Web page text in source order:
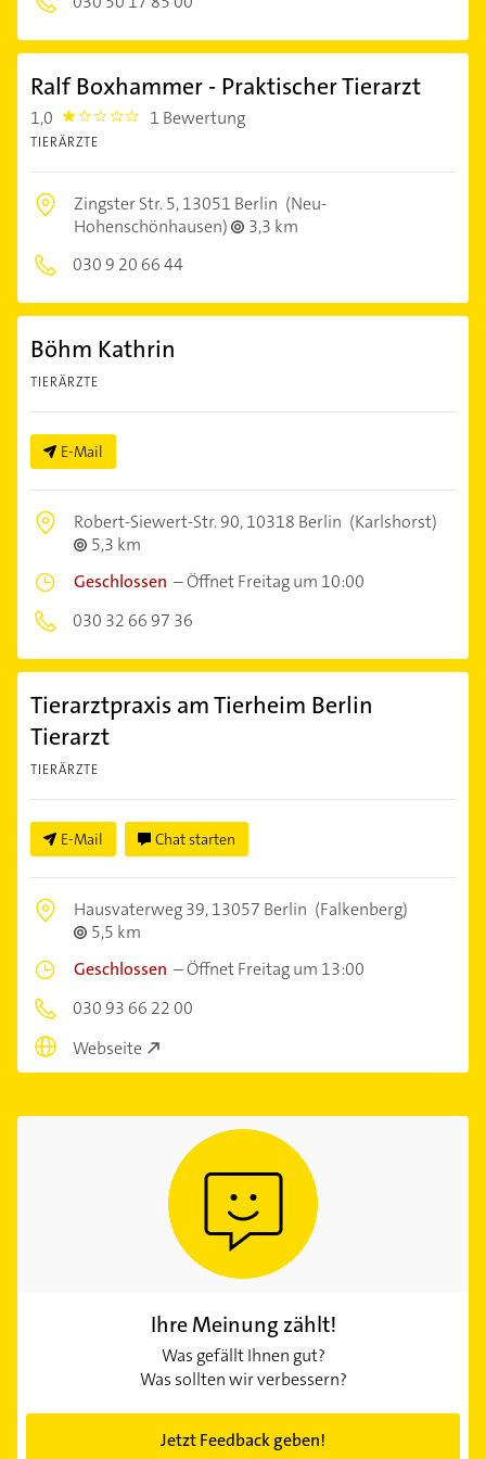
Ralf Boxhammer - Praktischer Tierarzt
1,0 1.0 1 Bewertung
TIERÄRZTE
Zingster Str. 5,13051 Berlin (Neu-
Hohenschönhausen)
3,3 km
030 9 20 66 44
Böhm Kathrin
TIERÄRZTE
E-Mail
Robert-Siewert-Str. 90,10318 Berlin (Karlshorst)
5,3 km
Geschlossen –Öffnet Freitag um 10:00
030 32 66 97 36
Tierarztpraxis am Tierheim Berlin
Tierarzt
TIERÄRZTE
E-Mail Chat starten
Hausvaterweg 39,13057 Berlin (Falkenberg)
5,5 km
Geschlossen –Öffnet Freitag um 13:00
030 93 66 22 00
Webseite
Ihre Meinung zählt!
Was gefällt Ihnen gut?
Was sollten wir verbessern?
Jetzt Feedback geben!